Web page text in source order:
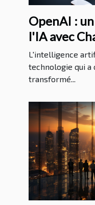
OpenAI :
l'IA avec
L'intelligence
technologie qui
transformé...